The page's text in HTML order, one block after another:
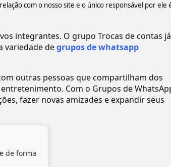
com o nosso site e o único responsável por ele
integrantes. O grupo Trocas de contas já
variedade degrupos de whatsapp
outras pessoas que compartilham dos
Com o Grupos de
fazer novas amizades e expandir seus
de forma